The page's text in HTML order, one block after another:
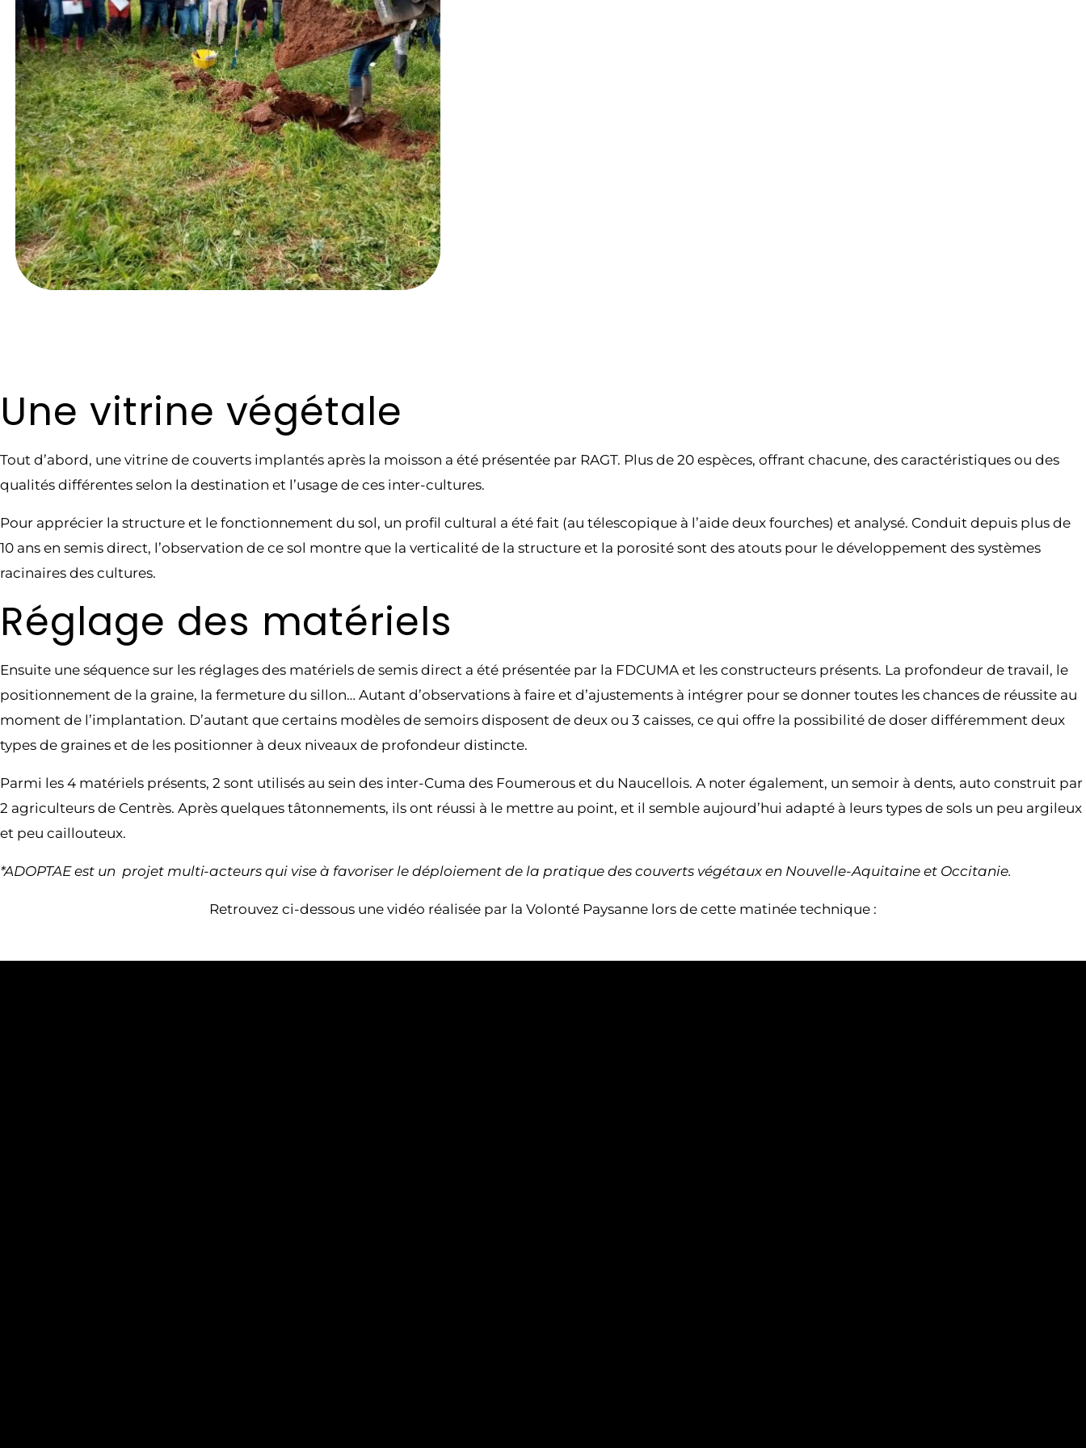
Une vitrine végétale
Tout d’abord, une vitrine de couverts implantés après la moisson a été présentée par RAGT. Plus de 20 espèces, offrant chacune, des caractéristiques ou des
qualités différentes selon la destination et l’usage de ces inter-cultures.
Pour apprécier la structure et le fonctionnement du sol, un profil cultural a été fait (au télescopique à l’aide deux fourches) et analysé. Conduit depuis plus de
10 ans en semis direct, l’observation de ce sol montre que la verticalité de la structure et la porosité sont des atouts pour le développement des systèmes
racinaires des cultures.
Réglage des matériels
Ensuite une séquence sur les réglages des matériels de semis direct a été présentée par la FDCUMA et les constructeurs présents. La profondeur de travail, le
positionnement de la graine, la fermeture du sillon… Autant d’observations à faire et d’ajustements à intégrer pour se donner toutes les chances de réussite au
moment de l’implantation. D’autant que certains modèles de semoirs disposent de deux ou 3 caisses, ce qui offre la possibilité de doser différemment deux
types de graines et de les positionner à deux niveaux de profondeur distincte.
Parmi les 4 matériels présents, 2 sont utilisés au sein des inter-Cuma des Foumerous et du Naucellois. A noter également, un semoir à dents, auto construit par
2 agriculteurs de Centrès. Après quelques tâtonnements, ils ont réussi à le mettre au point, et il semble aujourd’hui adapté à leurs types de sols un peu argileux
et peu caillouteux.
*ADOPTAE est un projet multi-acteurs qui vise à favoriser le déploiement de la pratique des couverts végétaux en Nouvelle-Aquitaine et Occitanie.
Retrouvez ci-dessous une vidéo réalisée par la Volonté Paysanne lors de cette matinée technique :